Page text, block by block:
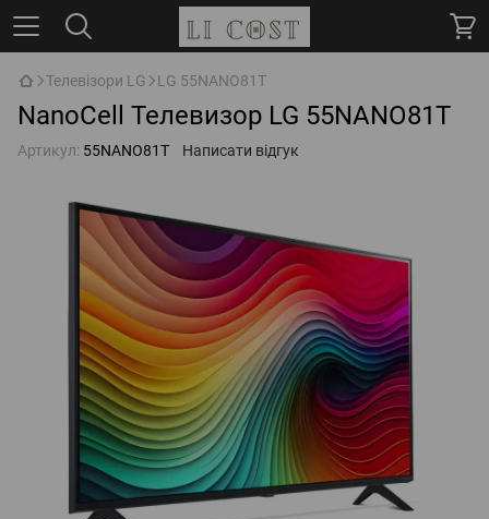
Телевізори LG LG 55NANO81T
NanoCell Телевизор LG 55NANO81T
Артикул: 55NANO81T Написати відгук